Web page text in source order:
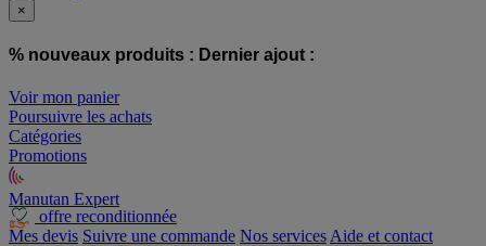
×
% nouveaux produits : Dernier ajout :
Voir mon panier
Poursuivre les achats
Catégories
Promotions
Manutan Expert
offre reconditionnée
Mes devis Suivre une commande Nos services Aide et contact